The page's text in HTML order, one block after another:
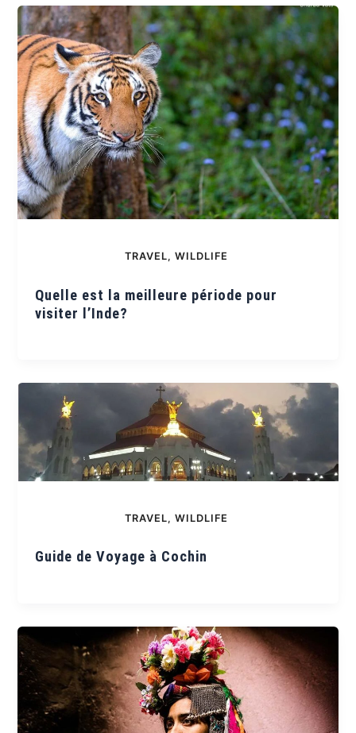
TRAVEL, WILDLIFE
Quelle est la meilleure période pour
visiter l’Inde?
TRAVEL, WILDLIFE
Guide de Voyage à Cochin